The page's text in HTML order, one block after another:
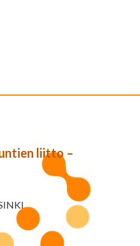
liitto –